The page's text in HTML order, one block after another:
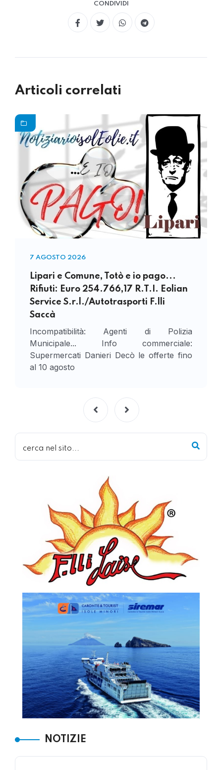
CONDIVIDI
Articoli correlati
7 AGOSTO 2026
Lipari e Comune, Totò e io pago...
Rifiuti: Euro 254.766,17 R.T.I. Eolian
Service S.r.l./Autotrasporti F.lli
Saccà
Incompatibilità: Agenti di Polizia
Municipale... Info commerciale:
Supermercati Danieri Decò le offerte fino
al 10 agosto
NOTIZIE